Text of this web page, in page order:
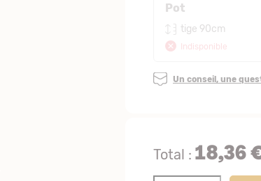
Pot
tige 90cm
Indisponible
Un conseil, une
Total : 18,36